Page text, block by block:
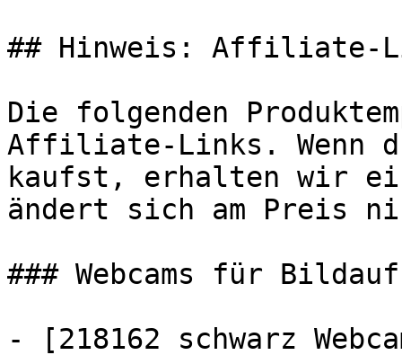
## Hinweis: Affiliate-
Die folgenden
Affiliate-Links. Wenn
kaufst, erhalten wir
ändert sich am Preis
### Webcams für
- [218162 schwarz